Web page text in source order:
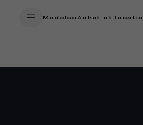
Modèles Achat et